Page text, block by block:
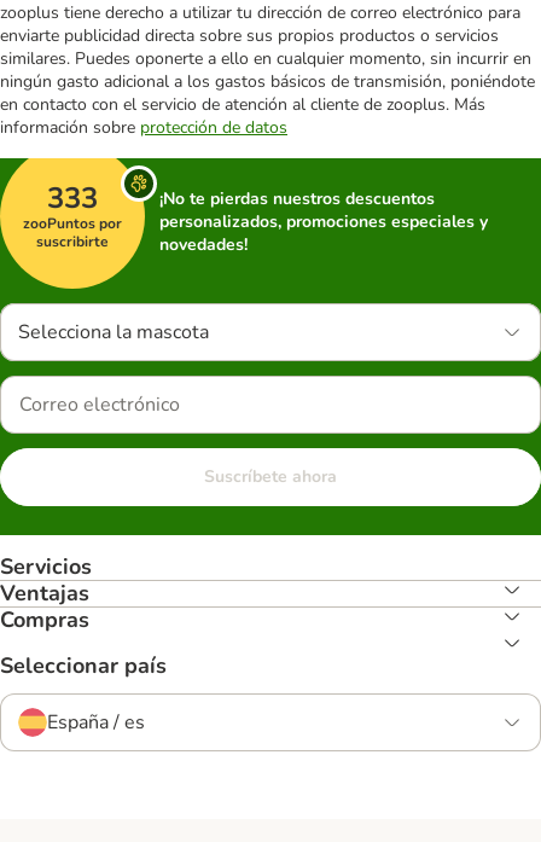
zooplus tiene derecho a utilizar tu dirección de correo electrónico para
enviarte publicidad directa sobre sus propios productos o servicios
similares. Puedes oponerte a ello en cualquier momento, sin incurrir en
ningún gasto adicional a los gastos básicos de transmisión, poniéndote
en contacto con el servicio de atención al cliente de zooplus. Más
información sobre protección de datos
333
zooPuntos por
suscribirte
¡No te pierdas nuestros descuentos
personalizados, promociones especiales y
novedades!
Selecciona la mascota
Suscríbete ahora
Servicios
Ventajas
Compras
Seleccionar país
España / es